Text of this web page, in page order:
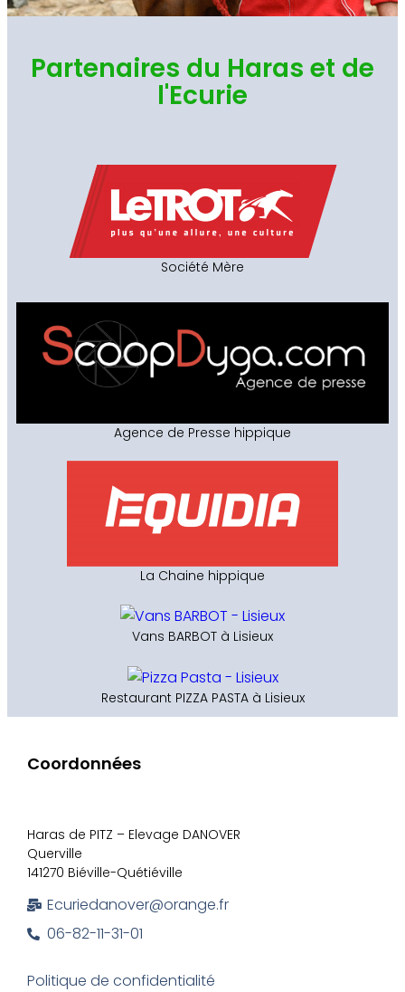
Partenaires du Haras et de
l'Ecurie
Société Mère
Agence de Presse hippique
La Chaine hippique
Vans BARBOT à Lisieux
Restaurant PIZZA PASTA à Lisieux
Coordonnées
Haras de PITZ – Elevage DANOVER
Querville
141270 Biéville-Quétiéville
Ecuriedanover@orange.fr
06-82-11-31-01
Politique de confidentialité